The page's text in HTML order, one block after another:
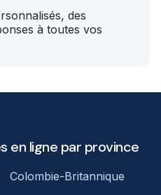
des
à toutes vos
en ligne par province
Colombie-Britannique